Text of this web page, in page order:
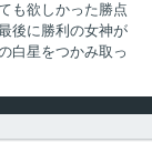
も欲しかった勝点
後に勝利の女神が
白星をつかみ取っ